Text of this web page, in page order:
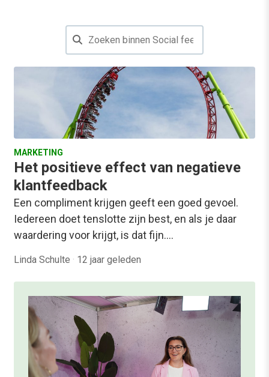
MARKETING
Het positieve effect van negatieve
klantfeedback
Een compliment krijgen geeft een goed gevoel.
Iedereen doet tenslotte zijn best, en als je daar
waardering voor krijgt, is dat fijn.…
Linda Schulte · 12 jaar geleden